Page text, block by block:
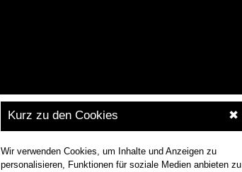
Kurz zu den Cookies ✖
Wir verwenden Cookies, um Inhalte und Anzeigen zu
personalisieren, Funktionen für soziale Medien anbieten zu